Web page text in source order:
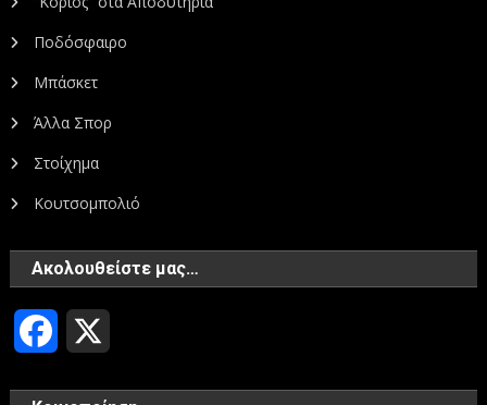
Ποδόσφαιρο
Μπάσκετ
Άλλα Σπορ
Στοίχημα
Κουτσομπολιό
Ακολουθείστε μας…
Facebook